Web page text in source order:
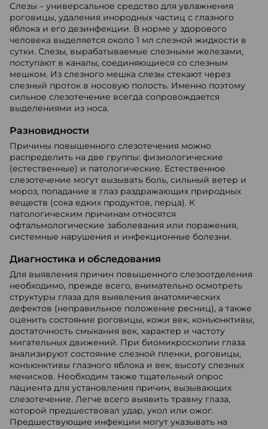
Слезы – универсальное средство для увлажнения
роговицы, удаления инородных частиц с глазного
яблока и его дезинфекции. В норме у здорового
человека выделяется около 1 мл слезной жидкости в
сутки. Слезы, вырабатываемые слезными железами,
поступают в каналы, соединяющиеся со слезным
мешком. Из слезного мешка слезы стекают через
слезный проток в носовую полость. Именно поэтому
сильное слезотечение всегда сопровождается
выделениями из носа.
Разновидности
Причины повышенного слезотечения можно
распределить на две группы: физиологические
(естественные) и патологические. Естественное
слезотечение могут вызывать боль, сильный ветер и
мороз, попадание в глаз раздражающих природных
веществ (сока едких продуктов, перца). К
патологическим причинам относятся
офтальмологические заболевания или поражения,
системные нарушения и инфекционные болезни.
Диагностика и обследования
Для выявления причин повышенного слезоотделения
необходимо, прежде всего, внимательно осмотреть
структуры глаза для выявления анатомических
дефектов (неправильное положение ресниц), а также
оценить состояние роговицы, кожи век, конъюнктивы,
достаточность смыкания век, характер и частоту
мигательных движений. При биомикроскопии глаза
анализируют состояние слезной пленки, роговицы,
конъюнктивы глазного яблока и век, высоту слезных
менисков. Необходим также тщательный опрос
пациента для установления причин, вызывающих
слезотечение. Легче всего выявить травму глаза,
которой предшествовал удар, укол или ожог.
Предшествующие инфекции могут указывать на